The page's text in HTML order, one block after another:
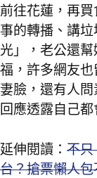
前往花蓮，再
事的轉播、講
光」，老公還
福，許多網友
妻臉，還有人
回應透露自己都
延伸閱讀： 不只
台？搶票懶人